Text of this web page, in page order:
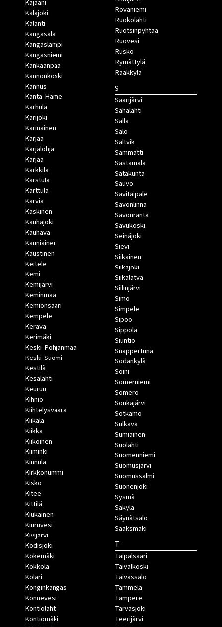
Kajaani
Kalajoki
Kalanti
Kangasala
Kangaslampi
Kangasniemi
Kankaanpää
Kannonkoski
Kannus
Kanta-Häme
Karhula
Karijoki
Karinainen
Karjaa
Karjalohja
Karjaa
Karkkila
Karstula
Karttula
Karvia
Kaskinen
Kauhajoki
Kauhava
Kauniainen
Kaustinen
Keitele
Kemi
Kemijärvi
Keminmaa
Kemiönsaari
Kempele
Kerava
Kerimäki
Keski-Pohjanmaa
Keski-Suomi
Kestilä
Kesälahti
Keuruu
Kihniö
Kiihtelysvaara
Kiikala
Kiikka
Kiikoinen
Kiiminki
Kinnula
Kirkkonummi
Kisko
Kitee
Kittilä
Kiukainen
Kiuruvesi
Kivijärvi
Kodisjoki
Kokemäki
Kokkola
Kolari
Konginkangas
Konnevesi
Kontiolahti
Kontiomäki
Rovaniemi
Ruokolahti
Ruotsinpyhtää
Ruovesi
Rusko
Rymättylä
Rääkkylä
S
Saarijärvi
Sahalahti
Salla
Salo
Saltvik
Sammatti
Sastamala
Satakunta
Sauvo
Savitaipale
Savonlinna
Savonranta
Savukoski
Seinäjoki
Sievi
Siikainen
Siikajoki
Siikalatva
Siilinjärvi
Simo
Simpele
Sipoo
Sippola
Siuntio
Snappertuna
Sodankylä
Soini
Somerniemi
Somero
Sonkajärvi
Sotkamo
Sulkava
Sumiainen
Suolahti
Suomenniemi
Suomusjärvi
Suomussalmi
Suonenjoki
Sysmä
Säkylä
Säynätsalo
Sääksmäki
T
Taipalsaari
Taivalkoski
Taivassalo
Tammela
Tampere
Tarvasjoki
Teerijärvi